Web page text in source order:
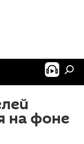
на фоне